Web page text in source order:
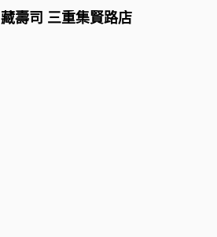
藏壽司 三重集賢路店